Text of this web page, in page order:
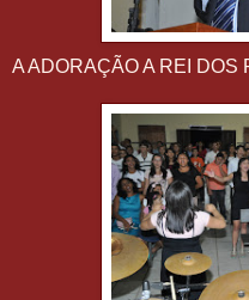
A ADORAÇÃO A REI DOS